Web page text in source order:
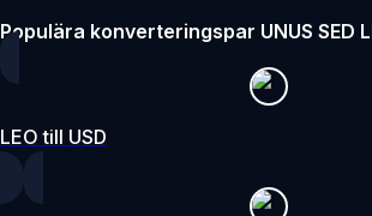
Populära konverteringspar UNUS SED
LEO till USD